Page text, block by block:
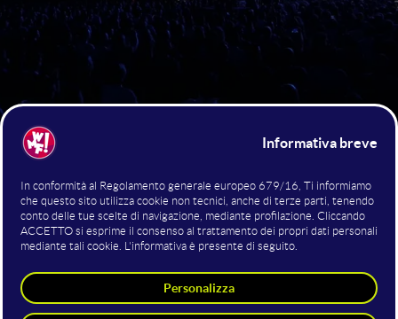
+4 milioni
raggiunti
38mila metri quadrati di networking
Digital Marketing